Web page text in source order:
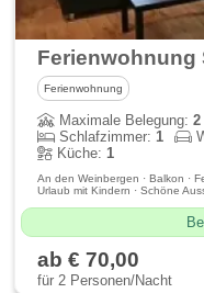
Ferienwohnung
Ferienwohnung
Maximale Belegung:2
Schlafzimmer:1
Küche:1
An den Weinbergen · Balkon ·
Urlaub mit Kindern · Schöne
ab € 70,00
für 2 Personen/Nacht